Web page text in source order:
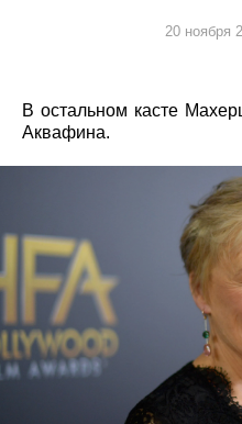
20 ноября
В остальном касте
Аквафина.